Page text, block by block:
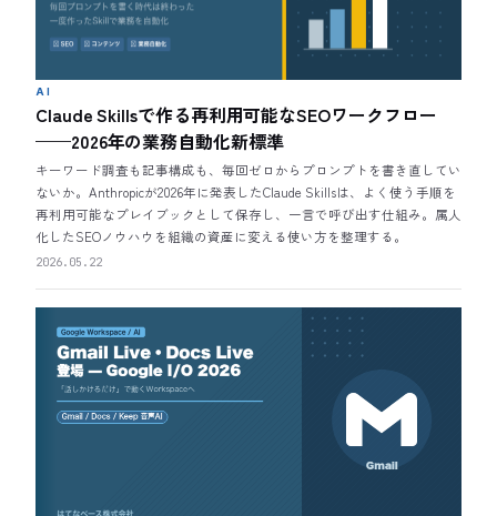
AI
Claude Skillsで作る再利用可能なSEOワークフロー
——2026年の業務自動化新標準
キーワード調査も記事構成も、毎回ゼロからプロンプトを書き直してい
ないか。Anthropicが2026年に発表したClaude Skillsは、よく使う手順を
再利用可能なプレイブックとして保存し、一言で呼び出す仕組み。属人
化したSEOノウハウを組織の資産に変える使い方を整理する。
2026.05.22